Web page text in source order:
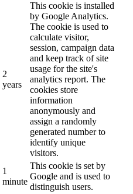
2
years
This cookie is installed
by Google Analytics.
The cookie is used to
calculate visitor,
session, campaign data
and keep track of site
usage for the site's
analytics report. The
cookies store
information
anonymously and
assign a randomly
generated number to
identify unique
visitors.
1
minute
This cookie is set by
Google and is used to
distinguish users.